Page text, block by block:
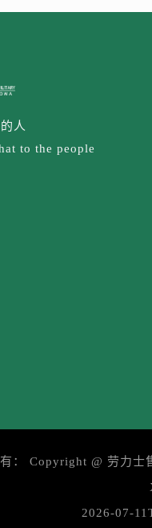
府井百货名表维修劳力
后服务中心（需提前预
劳力士售后服务中心（
力士售后服务中心（需
街与额尔敦路交叉口劳
劳力士售后服务中心（
心（需提前预约）
中心（需提前预约）
中心（需提前预约）
务中心（需提前预约）
亨得利名表维修授权店3
人
to the people
： Copyright @ 劳力士
2026-07-